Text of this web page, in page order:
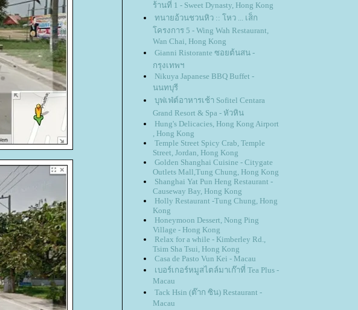
ร้านที่ 1 - Sweet Dynasty, Hong Kong
ทนายอ้วนชวนหิว :: โหว ... เส็ก
ครงการ 5 - Wing Wah Restaurant,
Wan Chai, Hong Kong
Gianni Ristorante ซอยต้นสน -
กรุงเทพฯ
Nikuya Japanese BBQ Buffet -
นนทบุรี
บุฟเฟ่ต์อาหารเช้า Sofitel Centara
Grand Resort & Spa - หัวหิน
Hung's Delicacies, Hong Kong Airport
, Hong Kong
Temple Street Spicy Crab, Temple
Street, Jordan, Hong Kong
Golden Shanghai Cuisine - Citygate
Outlets Mall,Tung Chung, Hong Kong
Shanghai Yat Pun Heng Restaurant -
Causeway Bay, Hong Kong
Holly Restaurant -Tung Chung, Hong
Kong
Honeymoon Dessert, Nong Ping
Village - Hong Kong
Relax for a while - Kimberley Rd.,
Tsim Sha Tsui, Hong Kong
Casa de Pasto Vun Kei - Macau
เบอร์เกอร์หมูสไตล์มาเก๊าที่ Tea Plus -
Macau
Tack Hsin (ต๊าก ซิน) Restaurant -
Macau